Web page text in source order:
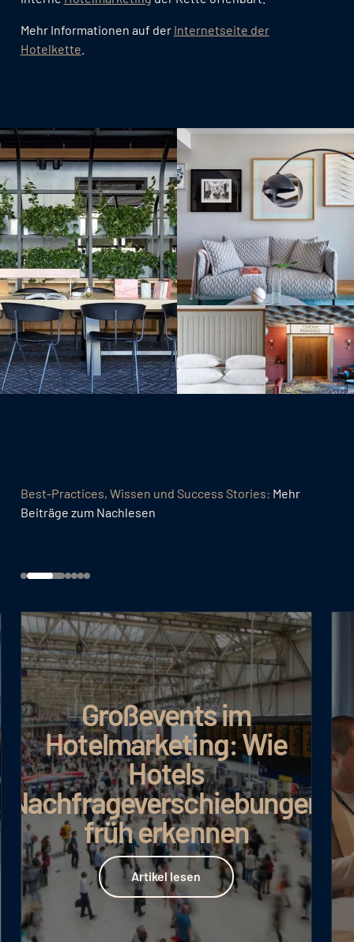
Mehr Informationen auf der Internetseite der
Hotelkette
Best-Practices, Wissen und Success Stories: Mehr
Beiträge zum Nachlesen
Großevents im
Hotelmarketing: Wie
Hotels
Nachfrageverschiebungen
früh erkennen
Artikel lesen
Artikel lesen